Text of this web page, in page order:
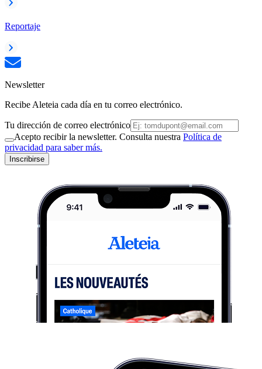
Reportaje
Newsletter
Recibe Aleteia cada día en tu correo electrónico.
Tu dirección de correo electrónico
Acepto recibir la newsletter. Consulta nuestra Política de
privacidad para saber más.
Inscribirse